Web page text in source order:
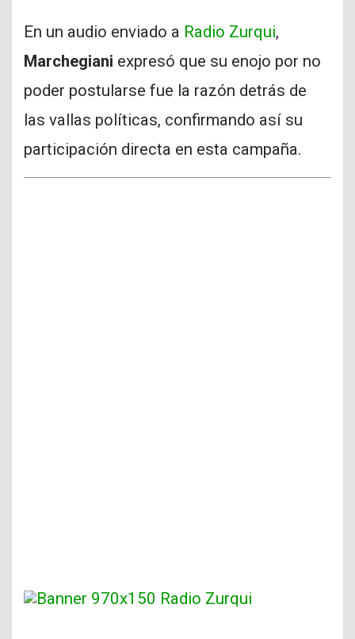
En un audio enviado a Radio Zurqui,
Marchegiani expresó que su enojo por no
poder postularse fue la razón detrás de
las vallas políticas, confirmando así su
participación directa en esta campaña.